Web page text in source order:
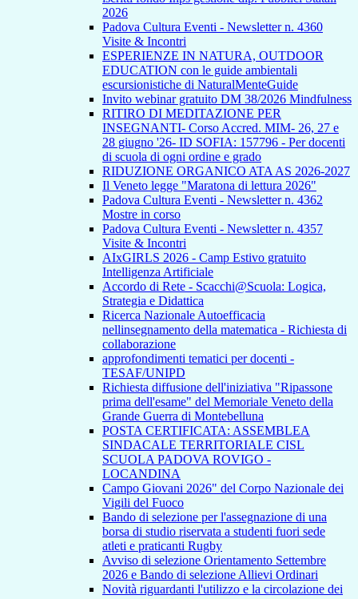
2026
Padova Cultura Eventi - Newsletter n. 4360
Visite & Incontri
ESPERIENZE IN NATURA, OUTDOOR
EDUCATION con le guide ambientali
escursionistiche di NaturalMenteGuide
Invito webinar gratuito DM 38/2026 Mindfulness
RITIRO DI MEDITAZIONE PER
INSEGNANTI- Corso Accred. MIM- 26, 27 e
28 giugno '26- ID SOFIA: 157796 - Per docenti
di scuola di ogni ordine e grado
RIDUZIONE ORGANICO ATA AS 2026-2027
Il Veneto legge "Maratona di lettura 2026"
Padova Cultura Eventi - Newsletter n. 4362
Mostre in corso
Padova Cultura Eventi - Newsletter n. 4357
Visite & Incontri
AIxGIRLS 2026 - Camp Estivo gratuito
Intelligenza Artificiale
Accordo di Rete - Scacchi@Scuola: Logica,
Strategia e Didattica
Ricerca Nazionale Autoefficacia
nellinsegnamento della matematica - Richiesta di
collaborazione
approfondimenti tematici per docenti -
TESAF/UNIPD
Richiesta diffusione dell'iniziativa "Ripassone
prima dell'esame" del Memoriale Veneto della
Grande Guerra di Montebelluna
POSTA CERTIFICATA: ASSEMBLEA
SINDACALE TERRITORIALE CISL
SCUOLA PADOVA ROVIGO -
LOCANDINA
Campo Giovani 2026" del Corpo Nazionale dei
Vigili del Fuoco
Bando di selezione per l'assegnazione di una
borsa di studio riservata a studenti fuori sede
atleti e praticanti Rugby
Avviso di selezione Orientamento Settembre
2026 e Bando di selezione Allievi Ordinari
Novità riguardanti l'utilizzo e la circolazione dei